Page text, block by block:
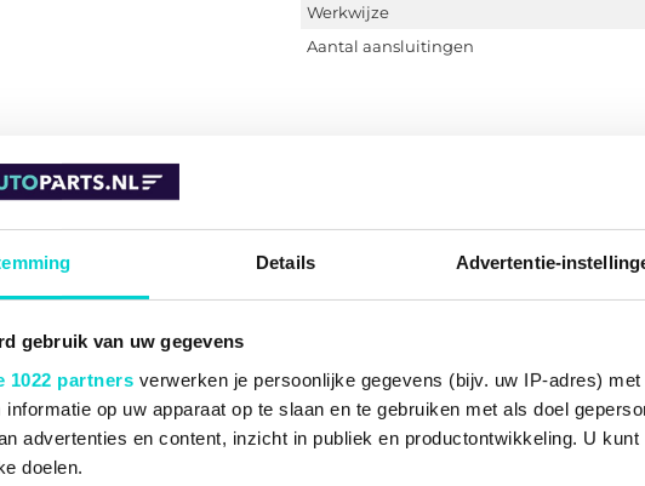
Details Advertentie-
gebruik van uw gegevens
1022 partners verwerken je persoonlijke gegevens (bijv. uw IP-adres)
informatie op uw apparaat op te slaan en te gebruiken met als doel
advertenties en content, inzicht in publiek en productontwikkeling. U
doelen.
Werkwijze
Aantal aansluitingen
Vacuumpomp Maxgear 44-0027
Mechanisch, Met afdichtring
Aantal aansluitingen
Aanvullende artikelen / Aanvullende info 2